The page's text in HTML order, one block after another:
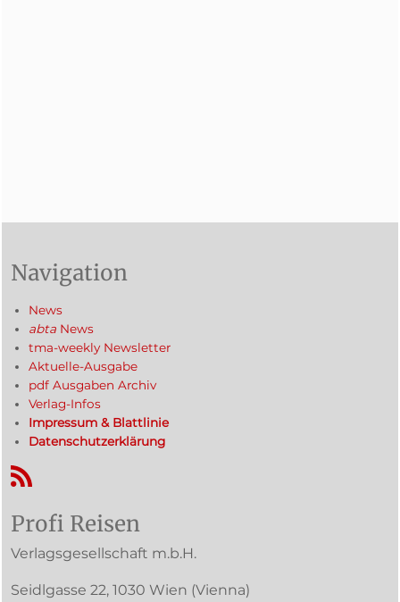
Navigation
News
abta News
tma-weekly Newsletter
Aktuelle-Ausgabe
pdf Ausgaben Archiv
Verlag-Infos
Impressum & Blattlinie
Datenschutzerklärung
RSS-Feed
Profi Reisen
Verlagsgesellschaft m.b.H.
Seidlgasse 22, 1030 Wien (Vienna)